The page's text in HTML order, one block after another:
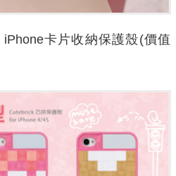
iPhone卡片收納保護殼(價值